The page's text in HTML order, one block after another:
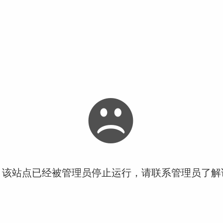
站点已经被管理员停止运行，请联系管理员了